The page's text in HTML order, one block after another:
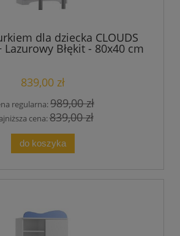
dla dziecka CLOUDS
Lazurowy Błękit - 80x40 cm
839,00 zł
regularna:989,00 zł
cena:839,00 zł
do koszyka